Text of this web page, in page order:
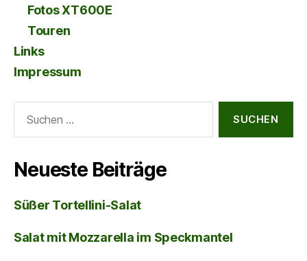
Fotos XT600E
Touren
Links
Impressum
nach:
Neueste Beiträge
Süßer Tortellini-Salat
Salat mit Mozzarella im Speckmantel